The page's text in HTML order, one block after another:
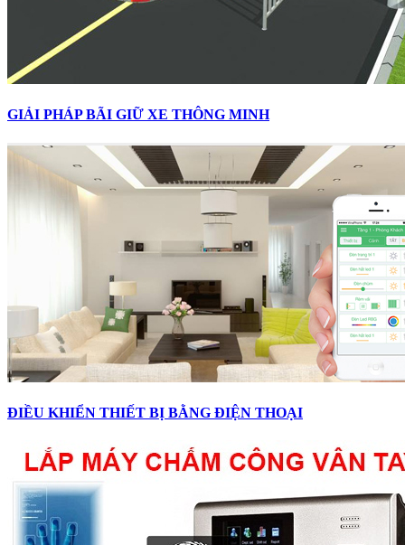
GIẢI PHÁP BÃI GIỮ XE THÔNG MINH
ĐIỀU KHIỂN THIẾT BỊ BẰNG ĐIỆN THOẠI